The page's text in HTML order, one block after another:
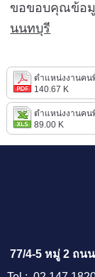
ขอขอบคุณข้อ
นนทบุรี
ตำแหน่งงานคน
140.67 K
ตำแหน่งงานคน
89.00 K
77/4-5 หมู่ 2 ถน